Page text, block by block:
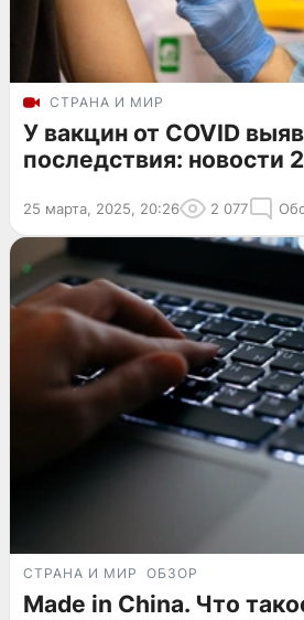
СТРАНА И МИР
У вакцин от COVID
последствия: новости
25 марта, 2025, 20:26 2 077
СТРАНА И МИР ОБЗОР
Made in China. Что